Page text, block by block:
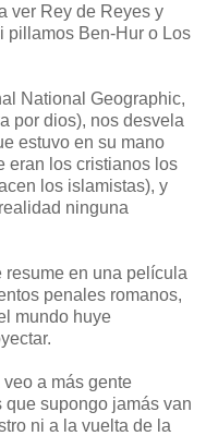
ver Rey de Reyes y
pillamos Ben-Hur o Los
National Geographic,
por dios), nos desvela
estuvo en su mano
eran los cristianos los
los islamistas), y
ninguna
resume en una película
penales romanos,
mundo huye
a más gente
supongo jamás van
ni a la vuelta de la